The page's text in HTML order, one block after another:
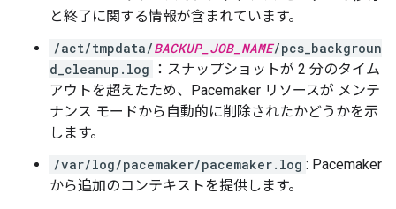
と終了に関する情報が含まれています。
/act/tmpdata/BACKUP_JOB_NAME/pcs_backgroun
d_cleanup.log ：スナップショットが 2 分のタイム
アウトを超えたため、Pacemaker リソースが メンテ
ナンス モードから自動的に削除されたかどうかを示
します。
/var/log/pacemaker/pacemaker.log : Pacemaker
から追加のコンテキストを提供します。